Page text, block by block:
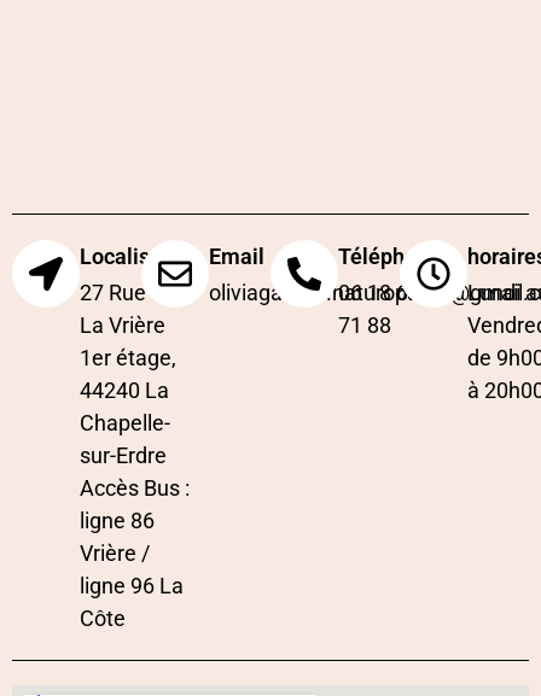
Localisation
27 Rue de
La Vrière
1er étage,
44240 La
Chapelle-
sur-Erdre
Accès Bus :
ligne 86
Vrière /
ligne 96 La
Côte
Email
Téléphone
06 18 62
71 88
Lundi
de
à